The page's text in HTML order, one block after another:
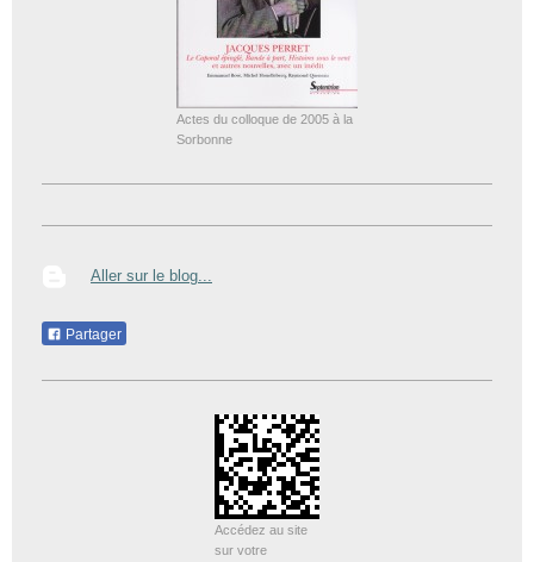
Actes du colloque de 2005 à la
Sorbonne
Aller sur le blog...
Partager
Accédez au site
sur votre